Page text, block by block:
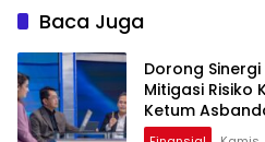
Baca Juga
Dorong Sinergi
Mitigasi Risiko
Ketum